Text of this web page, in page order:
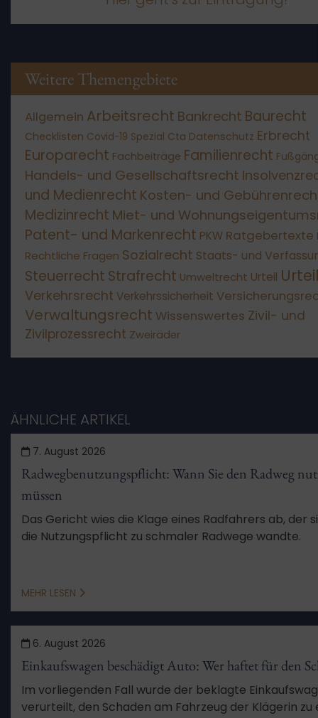
Weitere Themengebiete
Allgemein Arbeitsrecht Bankrecht Baurecht
Checklisten Covid-19 Spezial Cta Datenschutz Erbrecht
Europarecht Fachbeiträge Familienrecht
Handels- und Gesellschaftsrecht
und Medienrecht Kosten- und
Medizinrecht Miet- und
Patent- und Markenrecht PKW Ratgebertexte
Rechtliche Fragen Sozialrecht Staats- und
Steuerrecht Strafrecht Umweltrecht Urteil
Verkehrsrecht Verkehrssicherheit
Verwaltungsrecht Wissenswertes Zivil- und
Zivilprozessrecht Zweiräder
ÄHNLICHE ARTIKEL
7. August 2026
Radwegbenutzungspflicht: Wann Sie den Radweg
müssen
Das Gericht wies die Klage eines Radfahrers ab, der
die Nutzungspflicht zu schmaler Radwege wandte.
MEHR LESEN
6. August 2026
Einkaufswagen beschädigt Auto: Wer haftet für den
Im vorliegenden Fall wurde der beklagte
verurteilt, den Schaden am Fahrzeug der Klägerin zu